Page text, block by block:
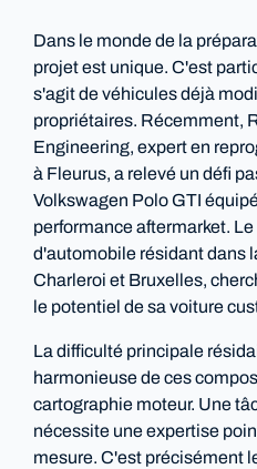
Dans le monde de la
projet est unique. C'est
s'agit de véhicules déjà
propriétaires. Récemment,
Engineering, expert en
à Fleurus, a relevé un défi
Volkswagen Polo GTI
performance aftermarket.
d'automobile résidant dans
Charleroi et Bruxelles,
le potentiel de sa voiture
La difficulté principale
harmonieuse de ces
cartographie moteur. Une
nécessite une expertise
mesure. C'est précisément